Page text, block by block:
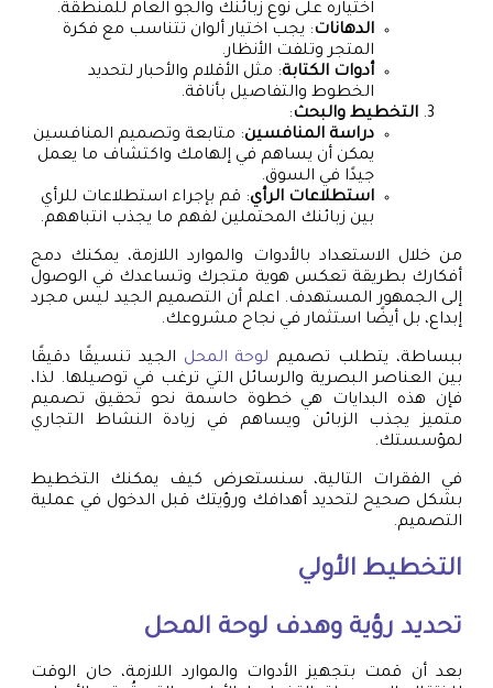
اختياره على نوع زبائنك والجو العام للمنطقة.
الدهانات: يجب اختيار ألوان تتناسب مع فكرة
المتجر وتلفت الأنظار.
أدوات الكتابة: مثل الأقلام والأحبار لتحديد
الخطوط والتفاصيل بأناقة.
التخطيط والبحث:
دراسة المنافسين: متابعة وتصميم المنافسين
يمكن أن يساهم في إلهامك واكتشاف ما يعمل
جيدًا في السوق.
استطلاعات الرأي: قم بإجراء استطلاعات للرأي
بين زبائنك المحتملين لفهم ما يجذب انتباههم.
من خلال الاستعداد بالأدوات والموارد اللازمة، يمكنك دمج
أفكارك بطريقة تعكس هوية متجرك وتساعدك في الوصول
إلى الجمهور المستهدف. اعلم أن التصميم الجيد ليس مجرد
إبداع، بل أيضًا استثمار في نجاح مشروعك.
ببساطة، يتطلب تصميم لوحة المحل الجيد تنسيقًا دقيقًا
بين العناصر البصرية والرسائل التي ترغب في توصيلها. لذا،
فإن هذه البدايات هي خطوة حاسمة نحو تحقيق تصميم
متميز يجذب الزبائن ويساهم في زيادة النشاط التجاري
لمؤسستك.
في الفقرات التالية، سنستعرض كيف يمكنك التخطيط
بشكل صحيح لتحديد أهدافك ورؤيتك قبل الدخول في عملية
التصميم.
التخطيط الأولي
تحديد رؤية وهدف لوحة المحل
بعد أن قمت بتجهيز الأدوات والموارد اللازمة، حان الوقت